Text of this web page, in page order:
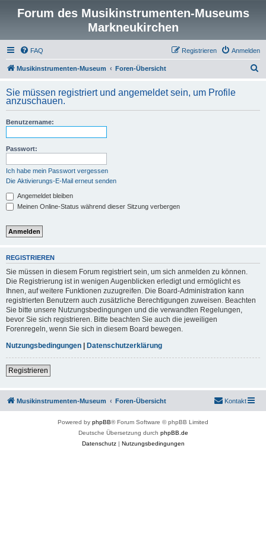
Forum des Musikinstrumenten-Museums
Markneukirchen
FAQ Anmelden
Registrieren
Musikinstrumenten-Museum Foren-Übersicht
h
Sie müssen registriert und angemeldet sein, um Profile
anzuschauen.
Benutzername:
Passwort:
Ich habe mein Passwort vergessen
Die Aktivierungs-E-Mail erneut senden
Angemeldet bleiben
Meinen Online-Status während dieser Sitzung verbergen
REGISTRIEREN
Sie müssen in diesem Forum registriert sein, um sich anmelden zu können.
Die Registrierung ist in wenigen Augenblicken erledigt und ermöglicht es
Ihnen, auf weitere Funktionen zuzugreifen. Die Board-Administration kann
registrierten Benutzern auch zusätzliche Berechtigungen zuweisen. Beachten
Sie bitte unsere Nutzungsbedingungen und die verwandten Regelungen,
bevor Sie sich registrieren. Bitte beachten Sie auch die jeweiligen
Forenregeln, wenn Sie sich in diesem Board bewegen.
Nutzungsbedingungen | Datenschutzerklärung
Registrieren
Musikinstrumenten-Museum Foren-Übersicht Kontakt
Powered by phpBB® Forum Software © phpBB Limited
Deutsche Übersetzung durch phpBB.de
Datenschutz| Nutzungsbedingungen